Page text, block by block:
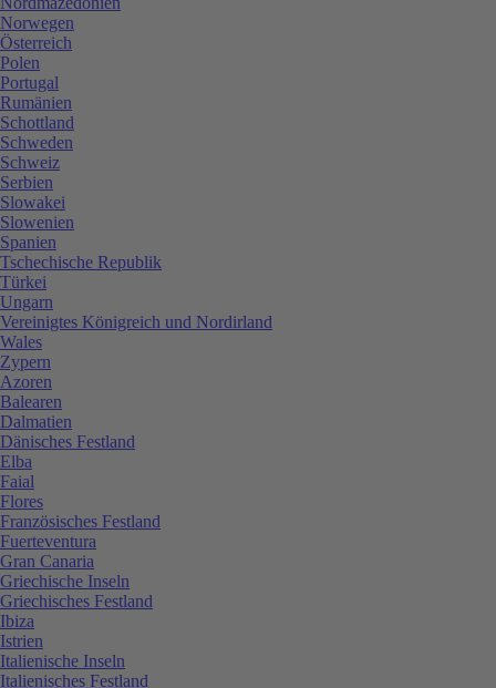
Norwegen
Österreich
Polen
Portugal
Rumänien
Schottland
Schweden
Schweiz
Serbien
Slowakei
Slowenien
Spanien
Tschechische Republik
Türkei
Ungarn
Vereinigtes Königreich und Nordirland
Wales
Zypern
Azoren
Balearen
Dalmatien
Dänisches Festland
Elba
Faial
Flores
Französisches Festland
Fuerteventura
Gran Canaria
Griechische Inseln
Griechisches Festland
Ibiza
Istrien
Italienische Inseln
Italienisches Festland